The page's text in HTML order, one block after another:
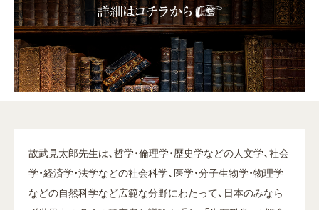
故武見太郎先生は、哲学・倫理学・歴史学などの人文学、社会
学・経済学・法学などの社会科学、医学・分子生物学・物理学
などの自然科学など広範な分野にわたって、日本のみなら